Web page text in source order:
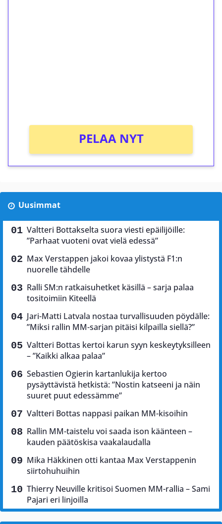
PELAA NYT
Uusimmat
Valtteri Bottakselta suora viesti epäilijöille:
”Parhaat vuoteni ovat vielä edessä”
Max Verstappen jakoi kovaa ylistystä F1:n
nuorelle tähdelle
Ralli SM:n ratkaisuhetket käsillä – sarja palaa
tositoimiin Kiteellä
Jari-Matti Latvala nostaa turvallisuuden pöydälle:
”Miksi rallin MM-sarjan pitäisi kilpailla siellä?”
Valtteri Bottas kertoi karun syyn keskeytyksilleen
– ”Kaikki alkaa palaa”
Sebastien Ogierin kartanlukija kertoo
pysäyttävistä hetkistä: ”Nostin katseeni ja näin
suuret puut edessämme”
Valtteri Bottas nappasi paikan MM-kisoihin
Rallin MM-taistelu voi saada ison käänteen –
kauden päätöskisa vaakalaudalla
Mika Häkkinen otti kantaa Max Verstappenin
siirtohuhuihin
Thierry Neuville kritisoi Suomen MM-rallia – Sami
Pajari eri linjoilla